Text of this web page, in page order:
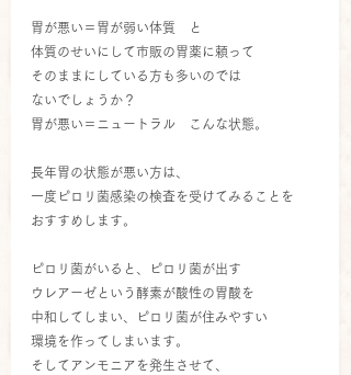
胃が悪い＝胃が弱い体質　と
体質のせいにして市販の胃薬に頼って
そのままにしている方も多いのでは
ないでしょうか？
胃が悪い＝ニュートラル　こんな状態。
長年胃の状態が悪い方は、
一度ピロリ菌感染の検査を受けてみることを
おすすめします。
ピロリ菌がいると、ピロリ菌が出す
ウレアーゼという酵素が酸性の胃酸を
中和してしまい、ピロリ菌が住みやすい
環境を作ってしまいます。
そしてアンモニアを発生させて、